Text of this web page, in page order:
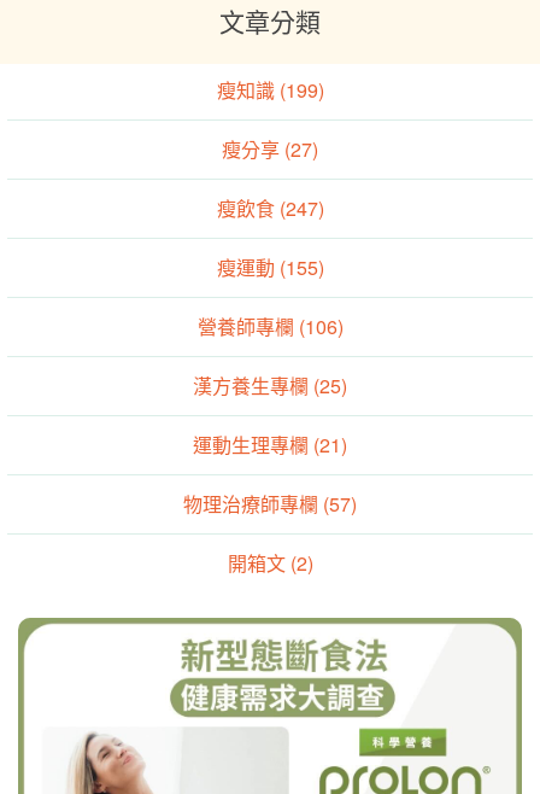
文章分類
瘦知識 (199)
瘦分享 (27)
瘦飲食 (247)
瘦運動 (155)
營養師專欄 (106)
漢方養生專欄 (25)
運動生理專欄 (21)
物理治療師專欄 (57)
開箱文 (2)